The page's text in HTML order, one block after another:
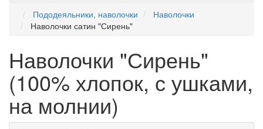
Пододеяльники, наволочки
Наволочки
Наволочки сатин "Сирень"
Наволочки "Сирень"
(100% хлопок, с ушками,
на молнии)